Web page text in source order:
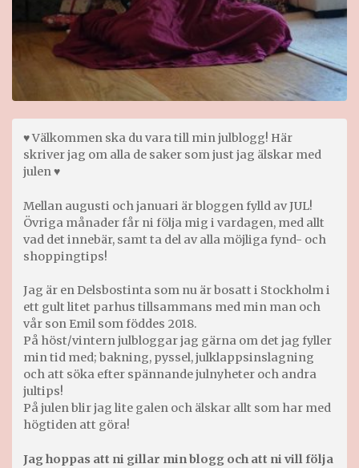
♥ Välkommen ska du vara till min julblogg! Här
skriver jag om alla de saker som just jag älskar med
julen ♥
Mellan augusti och januari är bloggen fylld av JUL!
Övriga månader får ni följa mig i vardagen, med allt
vad det innebär, samt ta del av alla möjliga fynd- och
shoppingtips!
Jag är en Delsbostinta som nu är bosatt i Stockholm i
ett gult litet parhus tillsammans med min man och
vår son Emil som föddes 2018.
På höst/vintern julbloggar jag gärna om det jag fyller
min tid med; bakning, pyssel, julklappsinslagning
och att söka efter spännande julnyheter och andra
jultips!
På julen blir jag lite galen och älskar allt som har med
högtiden att göra!
Jag hoppas att ni gillar min blogg och att ni vill följa